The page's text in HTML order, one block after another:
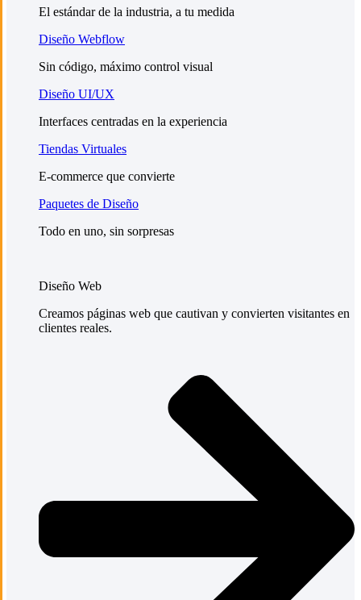
El estándar de la industria, a tu medida
Diseño Webflow
Sin código, máximo control visual
Diseño UI/UX
Interfaces centradas en la experiencia
Tiendas Virtuales
E-commerce que convierte
Paquetes de Diseño
Todo en uno, sin sorpresas
Diseño Web
Creamos páginas web que cautivan y convierten visitantes en
clientes reales.